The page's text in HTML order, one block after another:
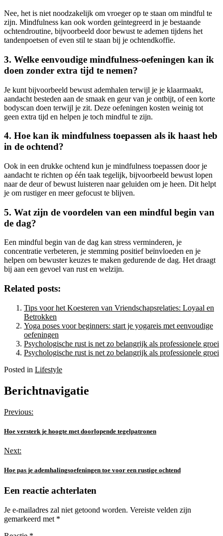
Nee, het is niet noodzakelijk om vroeger op te staan om mindful te
zijn. Mindfulness kan ook worden geïntegreerd in je bestaande
ochtendroutine, bijvoorbeeld door bewust te ademen tijdens het
tandenpoetsen of even stil te staan bij je ochtendkoffie.
3. Welke eenvoudige mindfulness-oefeningen kan ik
doen zonder extra tijd te nemen?
Je kunt bijvoorbeeld bewust ademhalen terwijl je je klaarmaakt,
aandacht besteden aan de smaak en geur van je ontbijt, of een korte
bodyscan doen terwijl je zit. Deze oefeningen kosten weinig tot
geen extra tijd en helpen je toch mindful te zijn.
4. Hoe kan ik mindfulness toepassen als ik haast heb
in de ochtend?
Ook in een drukke ochtend kun je mindfulness toepassen door je
aandacht te richten op één taak tegelijk, bijvoorbeeld bewust lopen
naar de deur of bewust luisteren naar geluiden om je heen. Dit helpt
je om rustiger en meer gefocust te blijven.
5. Wat zijn de voordelen van een mindful begin van
de dag?
Een mindful begin van de dag kan stress verminderen, je
concentratie verbeteren, je stemming positief beïnvloeden en je
helpen om bewuster keuzes te maken gedurende de dag. Het draagt
bij aan een gevoel van rust en welzijn.
Related posts:
Tips voor het Koesteren van Vriendschapsrelaties: Loyaal en
Betrokken
Yoga poses voor beginners: start je yogareis met eenvoudige
oefeningen
Psychologische rust is net zo belangrijk als professionele groei
Psychologische rust is net zo belangrijk als professionele groei
Posted in Lifestyle
Berichtnavigatie
Previous:
Hoe versterk je hoogte met doorlopende tegelpatronen
Next:
Hoe pas je ademhalingsoefeningen toe voor een rustige ochtend
Een reactie achterlaten
Je e-mailadres zal niet getoond worden. Vereiste velden zijn
gemarkeerd met *